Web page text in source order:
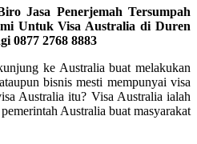
Jasa Penerjemah Tersumpah
Untuk Visa Australia di Duren
0877 2768 8883
ke Australia buat melakukan
bisnis mesti mempunyai visa
Australia itu? Visa Australia ialah
Australia buat masyarakat